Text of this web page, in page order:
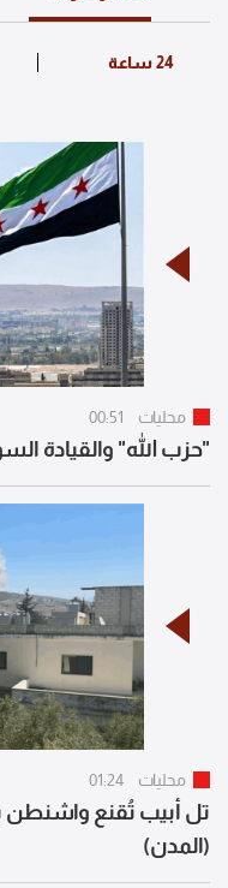
محليات 00:51
"حزب الله" والقيادة
محليات 01:24
تل أبيب تُقنع واشنطن
(المدن)